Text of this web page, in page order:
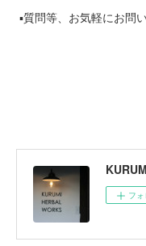
▪️質問等、お気軽にお問
フ